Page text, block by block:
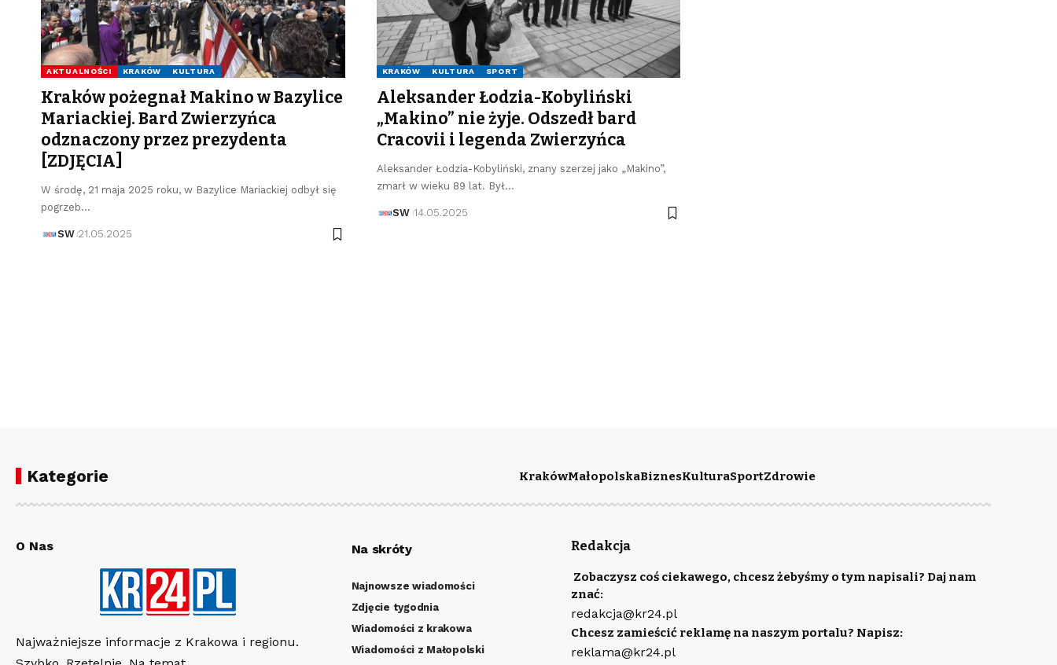
AKTUALNOŚCI KRAKÓW KULTURA
Kraków pożegnał Makino w Bazylice
Mariackiej. Bard Zwierzyńca
odznaczony przez prezydenta
[ZDJĘCIA]
W środę, 21 maja 2025 roku, w Bazylice Mariackiej odbył się
pogrzeb…
SW 21.05.2025
KRAKÓW KULTURA SPORT
Aleksander Łodzia-Kobyliński
„Makino” nie żyje. Odszedł bard
Cracovii i legenda Zwierzyńca
Aleksander Łodzia-Kobyliński, znany szerzej jako „Makino”,
zmarł w wieku 89 lat. Był…
SW 14.05.2025
Kategorie KrakówMałopolskaBiznesKulturaSportZdrowie
O Nas
Najważniejsze informacje z Krakowa i regionu.
Na skróty
Najnowsze wiadomości
Zdjęcie tygodnia
Wiadomości z krakowa
Wiadomości z Małopolski
Redakcja
Zobaczysz coś ciekawego, chcesz żebyśmy o tym napisali? Daj nam
znać:
redakcja@kr24.pl
Chcesz zamieścić reklamę na naszym portalu? Napisz:
reklama@kr24.pl